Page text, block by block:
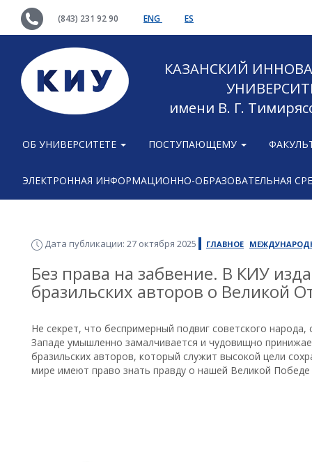
(843) 231 92 90 ENG ES
КАЗАНСКИЙ
имени В. Г.
ОБ УНИВЕРСИТЕТЕ ПОСТУПАЮЩЕМУ
ЭЛЕКТРОННАЯ ИНФОРМАЦИОННО-ОБРАЗОВАТЕЛЬНАЯ
Дата публикации: 27 октября 2025 ГЛАВНОЕ
Без права на забвение. В КИУ
бразильских авторов о Великой
Не секрет, что беспримерный подвиг советского
Западе умышленно замалчивается и чудовищно
бразильских авторов, который служит высокой цели
мире имеют право знать правду о нашей Великой